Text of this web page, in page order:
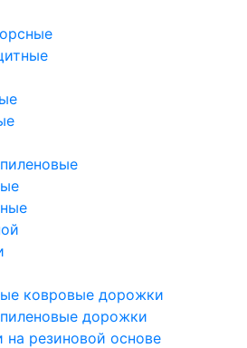
ковровые дорожки
дорожки
резиновой основе